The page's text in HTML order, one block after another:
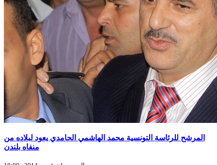
المرشح للرئاسة التونسية محمد الهاشمي الحامدي يعود لبلاده من
منفاه بلندن